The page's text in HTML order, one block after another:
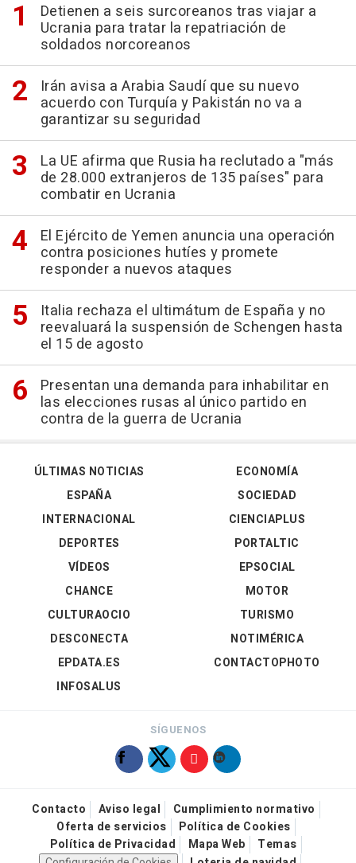
Detienen a seis surcoreanos tras viajar a
Ucrania para tratar la repatriación de
soldados norcoreanos
Irán avisa a Arabia Saudí que su nuevo
acuerdo con Turquía y Pakistán no va a
garantizar su seguridad
La UE afirma que Rusia ha reclutado a "más
de 28.000 extranjeros de 135 países" para
combatir en Ucrania
El Ejército de Yemen anuncia una operación
contra posiciones hutíes y promete
responder a nuevos ataques
Italia rechaza el ultimátum de España y no
reevaluará la suspensión de Schengen hasta
el 15 de agosto
Presentan una demanda para inhabilitar en
las elecciones rusas al único partido en
contra de la guerra de Ucrania
ÚLTIMAS NOTICIAS
ESPAÑA
INTERNACIONAL
DEPORTES
VÍDEOS
ECONOMÍA
SOCIEDAD
CIENCIAPLUS
PORTALTIC
EPSOCIAL
CHANCE
CULTURAOCIO
DESCONECTA
EPDATA.ES
INFOSALUS
MOTOR
TURISMO
NOTIMÉRICA
CONTACTOPHOTO
SÍGUENOS
Contacto Aviso legal
Cumplimiento normativo
Oferta de servicios
Política de Cookies
Política de Privacidad
Mapa Web
Temas